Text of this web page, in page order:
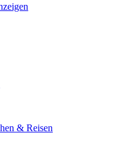
& Reisen